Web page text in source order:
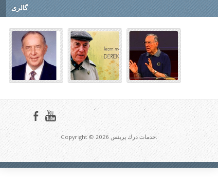
گالری
Copyright © 2026 خدمات درك پرينس.